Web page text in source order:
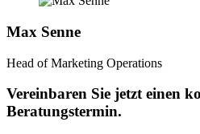
Max Senne
Head of Marketing Operations
Vereinbaren Sie jetzt einen
Beratungstermin.